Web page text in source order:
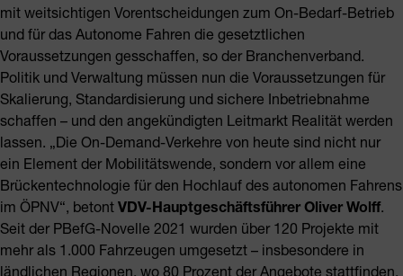
mit weitsichtigen Vorentscheidungen zum On-Bedarf-Betrieb
und für das Autonome Fahren die gesetztlichen
Voraussetzungen gesschaffen, so der Branchenverband.
Politik und Verwaltung müssen nun die Voraussetzungen für
Skalierung, Standardisierung und sichere Inbetriebnahme
schaffen – und den angekündigten Leitmarkt Realität werden
lassen. „Die On-Demand-Verkehre von heute sind nicht nur
ein Element der Mobilitätswende, sondern vor allem eine
Brückentechnologie für den Hochlauf des autonomen Fahrens
im ÖPNV“, betont VDV-Hauptgeschäftsführer Oliver Wolff.
Seit der PBefG-Novelle 2021 wurden über 120 Projekte mit
mehr als 1.000 Fahrzeugen umgesetzt – insbesondere in
ländlichen Regionen, wo 80 Prozent der Angebote stattfinden.